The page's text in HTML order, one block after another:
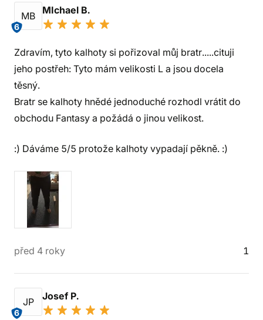
MB
6
MIchael B.
Zdravím, tyto kalhoty si pořizoval můj bratr.....cituji
jeho postřeh: Tyto mám velikosti L a jsou docela
těsný.
Bratr se kalhoty hnědé jednoduché rozhodl vrátit do
obchodu Fantasy a požádá o jinou velikost.
:) Dáváme 5/5 protože kalhoty vypadají pěkně. :)
před 4 roky 1
JP
6
Josef P.